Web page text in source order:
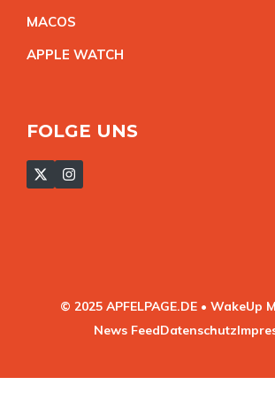
MACOS
APPLE WATCH
FOLGE UNS
© 2025 APFELPAGE.DE • WakeUp
News FeedDatenschutz